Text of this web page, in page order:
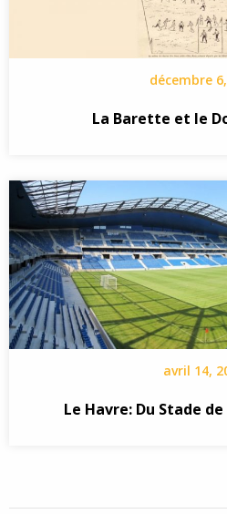
décembre
La Barette et le
avril 14,
Le Havre: Du Stade